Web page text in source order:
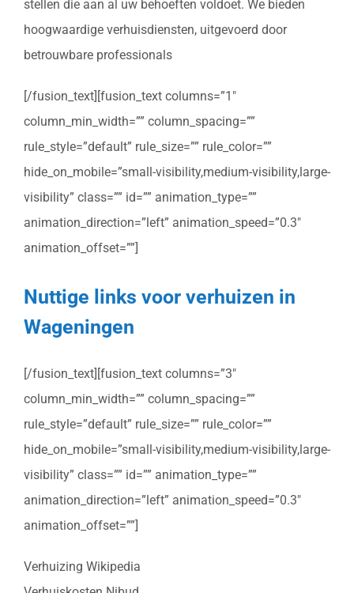
stellen die aan al uw behoeften voldoet. We bieden
hoogwaardige verhuisdiensten, uitgevoerd door
betrouwbare professionals
[/fusion_text][fusion_text columns=”1″
column_min_width=”” column_spacing=””
rule_style=”default” rule_size=”” rule_color=””
hide_on_mobile=”small-visibility,medium-visibility,large-
visibility” class=”” id=”” animation_type=””
animation_direction=”left” animation_speed=”0.3″
animation_offset=””]
Nuttige links voor verhuizen in
Wageningen
[/fusion_text][fusion_text columns=”3″
column_min_width=”” column_spacing=””
rule_style=”default” rule_size=”” rule_color=””
hide_on_mobile=”small-visibility,medium-visibility,large-
visibility” class=”” id=”” animation_type=””
animation_direction=”left” animation_speed=”0.3″
animation_offset=””]
Verhuizing Wikipedia